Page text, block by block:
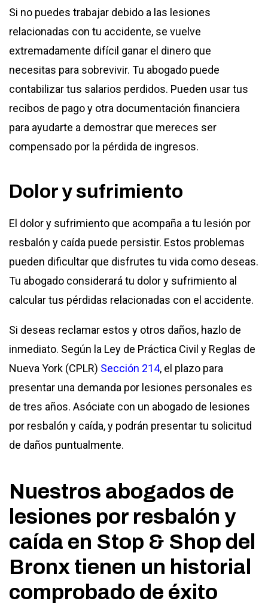
Si no puedes trabajar debido a las lesiones
relacionadas con tu accidente, se vuelve
extremadamente difícil ganar el dinero que
necesitas para sobrevivir. Tu abogado puede
contabilizar tus salarios perdidos. Pueden usar tus
recibos de pago y otra documentación financiera
para ayudarte a demostrar que mereces ser
compensado por la pérdida de ingresos.
Dolor y sufrimiento
El dolor y sufrimiento que acompaña a tu lesión por
resbalón y caída puede persistir. Estos problemas
pueden dificultar que disfrutes tu vida como deseas.
Tu abogado considerará tu dolor y sufrimiento al
calcular tus pérdidas relacionadas con el accidente.
Si deseas reclamar estos y otros daños, hazlo de
inmediato. Según la Ley de Práctica Civil y Reglas de
Nueva York (CPLR) Sección 214, el plazo para
presentar una demanda por lesiones personales es
de tres años. Asóciate con un abogado de lesiones
por resbalón y caída, y podrán presentar tu solicitud
de daños puntualmente.
Nuestros abogados de
lesiones por resbalón y
caída en Stop & Shop del
Bronx tienen un historial
comprobado de éxito